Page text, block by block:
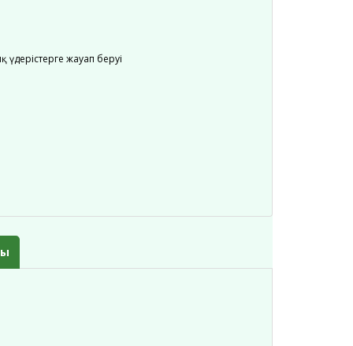
жауап беруі